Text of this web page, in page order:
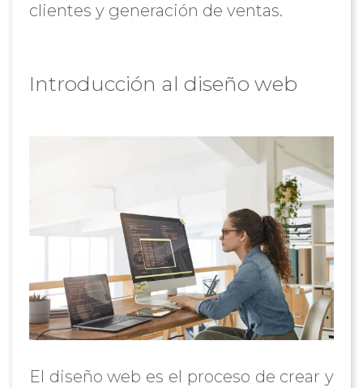
clientes y generación de ventas.
Introducción al diseño web
El diseño web es el proceso de crear y